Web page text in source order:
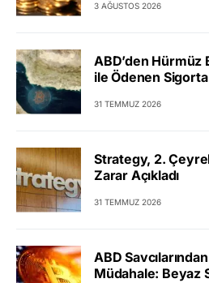
3 AĞUSTOS 2026
ABD’den Hürmüz
ile Ödenen
31 TEMMUZ 2026
Strategy, 2.
Zarar Açıkladı
31 TEMMUZ 2026
ABD
Müdahale: Beyaz